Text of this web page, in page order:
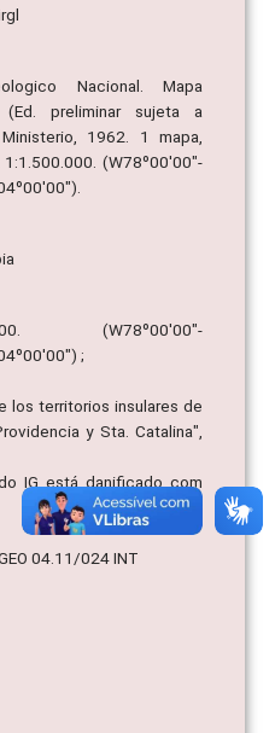
Nacional. Mapa
preliminar sujeta a
1962. 1 mapa,
(W78º00'00"-
(W78º00'00"-
;
los territorios insulares de
y Sta. Catalina",
IG está danificado com
04.11/024 INT